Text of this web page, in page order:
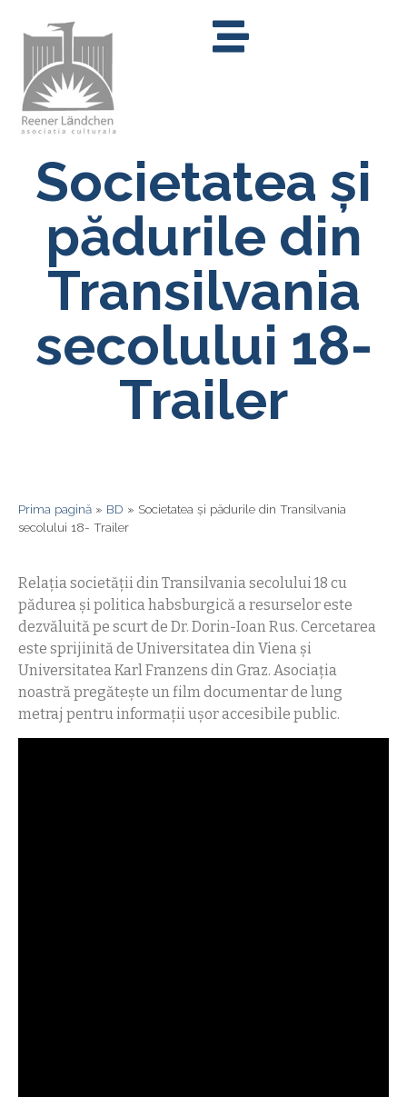
Societatea și
pădurile din
Transilvania
secolului 18-
Trailer
Prima pagină » BD » Societatea și pădurile din Transilvania
secolului 18- Trailer
Relația societății din Transilvania secolului 18 cu
pădurea și politica habsburgică a resurselor este
dezvăluită pe scurt de Dr. Dorin-Ioan Rus. Cercetarea
este sprijinită de Universitatea din Viena și
Universitatea Karl Franzens din Graz. Asociația
noastră pregătește un film documentar de lung
metraj pentru informații ușor accesibile public.